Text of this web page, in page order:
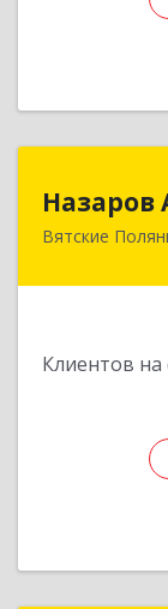
Назаров
Вятские
Клиентов